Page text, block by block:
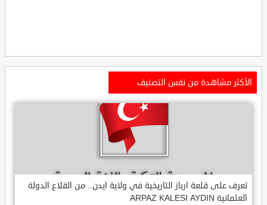
الأكثر مشاهدة من نفس التصنيف
تعرف على قلعة ارباز التاريخية في ولاية ايدن.. من القلاع الدولة
العثمانية ARPAZ KALESI AYDIN